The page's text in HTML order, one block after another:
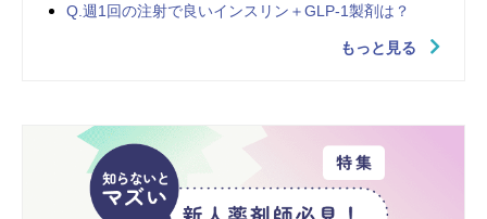
Q.週1回の注射で良いインスリン＋GLP-1製剤は？
もっと見る